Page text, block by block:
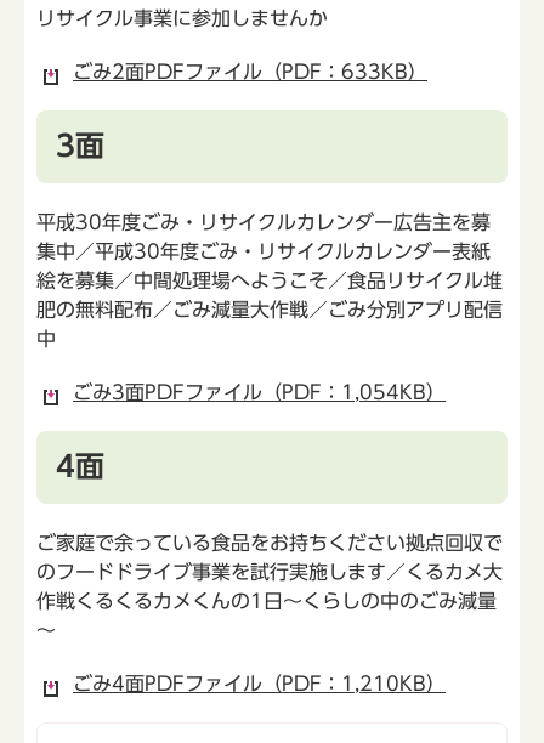
リサイクル事業に参加しませんか
ごみ2面PDFファイル（PDF：633KB）
3面
平成30年度ごみ・リサイクルカレンダー広告主を募
集中／平成30年度ごみ・リサイクルカレンダー表紙
絵を募集／中間処理場へようこそ／食品リサイクル堆
肥の無料配布／ごみ減量大作戦／ごみ分別アプリ配信
中
ごみ3面PDFファイル（PDF：1,054KB）
4面
ご家庭で余っている食品をお持ちください拠点回収で
のフードドライブ事業を試行実施します／くるカメ大
作戦くるくるカメくんの1日～くらしの中のごみ減量
～
ごみ4面PDFファイル（PDF：1,210KB）